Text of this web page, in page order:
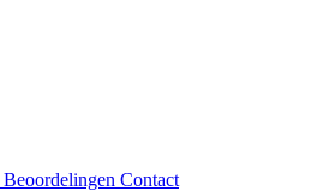
Beoordelingen Contact